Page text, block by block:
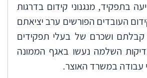
בתפקיד, מנגנוני קידום בדרגות
העובדים הפורשים ערב יציאתם
קבלתם ושכרם של בעלי תפקידים
השלמה נעשו באגף הממונה
עבודה במשרד האוצר.